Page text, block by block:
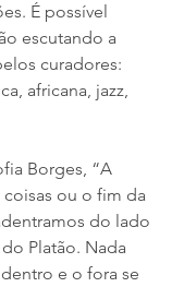
É possível
escutando a
curadores:
africana, jazz,
Borges, “A
ou o fim da
do lado
Platão. Nada
e o fora se